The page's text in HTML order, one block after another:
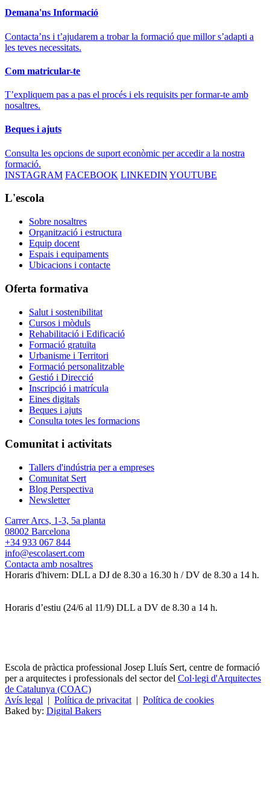
Demana'ns Informació
Contacta’ns i t’ajudarem a trobar la formació que millor s’adapti a
les teves necessitats.
Com matricular-te
T’expliquem pas a pas el procés i els requisits per formar-te amb
nosaltres.
Beques i ajuts
Consulta les opcions de suport econòmic per accedir a la nostra
formació.
INSTAGRAM FACEBOOK LINKEDIN YOUTUBE
L'escola
Sobre nosaltres
Organització i estructura
Equip docent
Espais i equipaments
Ubicacions i contacte
Oferta formativa
Salut i sostenibilitat
Cursos i mòduls
Rehabilitació i Edificació
Formació gratuïta
Urbanisme i Territori
Formació personalitzable
Gestió i Direcció
Inscripció i matrícula
Eines digitals
Beques i ajuts
Consulta totes les formacions
Comunitat i activitats
Tallers d'indústria per a empreses
Comunitat Sert
Blog Perspectiva
Newsletter
Carrer Arcs, 1-3, 5a planta
08002 Barcelona
+34 933 067 844
info@escolasert.com
Contacta amb nosaltres
Horaris d'hivern: DLL a DJ de 8.30 a 16.30 h / DV de 8.30 a 14 h.
Horaris d’estiu (24/6 al 11/9) DLL a DV de 8.30 a 14 h.
Escola de pràctica professional Josep Lluís Sert, centre de formació
per a arquitectes i professionals del sector del Col·legi d'Arquitectes
de Catalunya (COAC)
Avís legal | Política de privacitat | Política de cookies
Baked by: Digital Bakers